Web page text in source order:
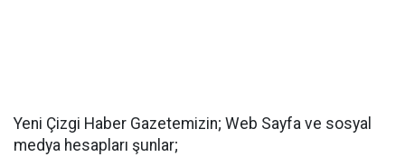
Yeni Çizgi Haber Gazetemizin; Web Sayfa ve sosyal
medya hesapları şunlar;